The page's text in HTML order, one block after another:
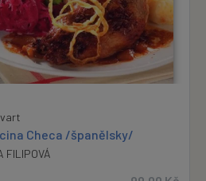
Checa /španělsky/
FILIPOVÁ